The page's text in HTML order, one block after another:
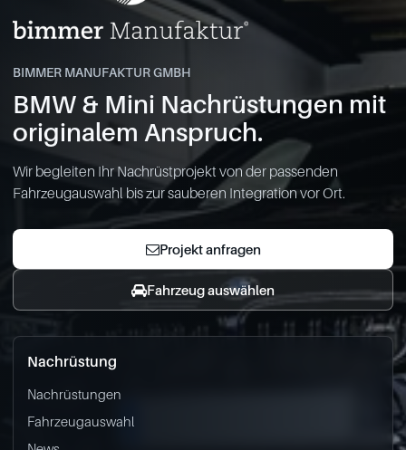
BIMMER MANUFAKTUR GMBH
BMW & Mini Nachrüstungen mit
originalem Anspruch.
Wir begleiten Ihr Nachrüstprojekt von der passenden
Fahrzeugauswahl bis zur sauberen Integration vor Ort.
Projekt anfragen
Fahrzeug auswählen
Nachrüstung
Nachrüstungen
Fahrzeugauswahl